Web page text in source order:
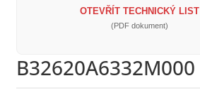
OTEVŘÍT TECHNICKÝ LIST
(PDF dokument)
B32620A6332M000